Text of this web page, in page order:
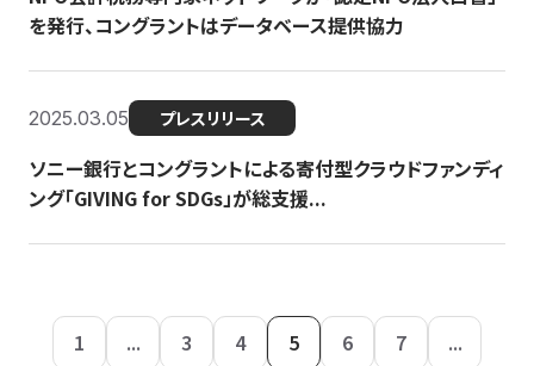
を発行、コングラントはデータベース提供協力
2025.03.05 プレスリリース
ソニー銀行とコングラントによる寄付型クラウドファンディ
ング「GIVING for SDGs」が総支援...
1 ... 3 4 5 6 7
...